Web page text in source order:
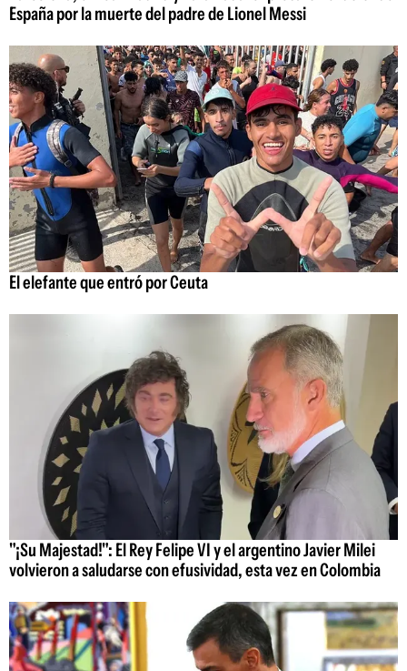
España por la muerte del padre de Lionel Messi
El elefante que entró por Ceuta
"¡Su Majestad!": El Rey Felipe VI y el argentino Javier Milei
volvieron a saludarse con efusividad, esta vez en Colombia